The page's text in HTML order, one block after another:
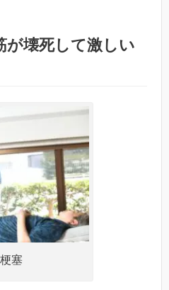
が壊死して激しい
塞